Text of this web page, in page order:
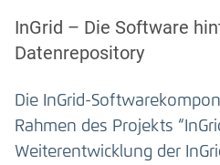
InGrid – Die Software
Datenrepository
Die InGrid-
Rahmen des Projekts
Weiterentwicklung der